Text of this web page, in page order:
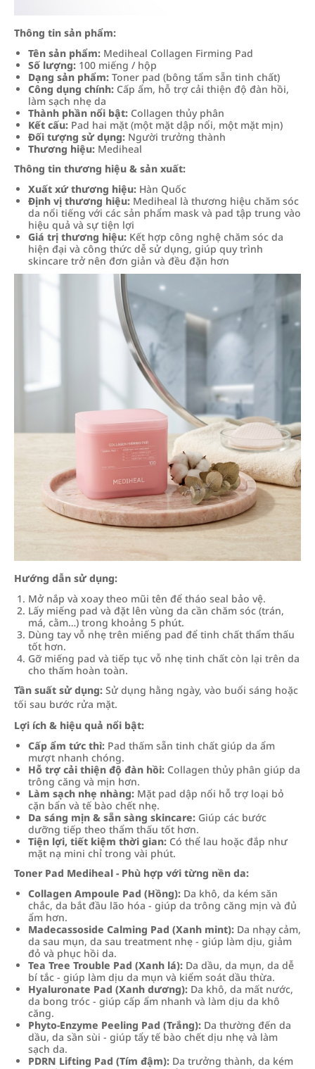
Thông tin sản phẩm:
Tên sản phẩm: Mediheal Collagen Firming Pad
Số lượng: 100 miếng / hộp
Dạng sản phẩm: Toner pad (bông tẩm sẵn tinh chất)
Công dụng chính: Cấp ẩm, hỗ trợ cải thiện độ đàn hồi,
làm sạch nhẹ da
Thành phần nổi bật: Collagen thủy phân
Kết cấu: Pad hai mặt (một mặt dập nổi, một mặt mịn)
Đối tượng sử dụng: Người trưởng thành
Thương hiệu: Mediheal
Thông tin thương hiệu & sản xuất:
Xuất xứ thương hiệu: Hàn Quốc
Định vị thương hiệu: Mediheal là thương hiệu chăm sóc
da nổi tiếng với các sản phẩm mask và pad tập trung vào
hiệu quả và sự tiện lợi
Giá trị thương hiệu: Kết hợp công nghệ chăm sóc da
hiện đại và công thức dễ sử dụng, giúp quy trình
skincare trở nên đơn giản và đều đặn hơn
Hướng dẫn sử dụng:
Mở nắp và xoay theo mũi tên để tháo seal bảo vệ.
Lấy miếng pad và đặt lên vùng da cần chăm sóc (trán,
má, cằm…) trong khoảng 5 phút.
Dùng tay vỗ nhẹ trên miếng pad để tinh chất thẩm thấu
tốt hơn.
Gỡ miếng pad và tiếp tục vỗ nhẹ tinh chất còn lại trên da
cho thấm hoàn toàn.
Tần suất sử dụng: Sử dụng hằng ngày, vào buổi sáng hoặc
tối sau bước rửa mặt.
Lợi ích & hiệu quả nổi bật:
Cấp ẩm tức thì: Pad thấm sẵn tinh chất giúp da ẩm
mượt nhanh chóng.
Hỗ trợ cải thiện độ đàn hồi: Collagen thủy phân giúp da
trông căng và mịn hơn.
Làm sạch nhẹ nhàng: Mặt pad dập nổi hỗ trợ loại bỏ
cặn bẩn và tế bào chết nhẹ.
Da sáng mịn & sẵn sàng skincare: Giúp các bước
dưỡng tiếp theo thẩm thấu tốt hơn.
Tiện lợi, tiết kiệm thời gian: Có thể lau hoặc đắp như
mặt nạ mini chỉ trong vài phút.
Toner Pad Mediheal - Phù hợp với từng nền da:
Collagen Ampoule Pad (Hồng): Da khô, da kém săn
chắc, da bắt đầu lão hóa - giúp da trông căng mịn và đủ
ẩm hơn.
Madecassoside Calming Pad (Xanh mint): Da nhạy cảm,
da sau mụn, da sau treatment nhẹ - giúp làm dịu, giảm
đỏ và phục hồi da.
Tea Tree Trouble Pad (Xanh lá): Da dầu, da mụn, da dễ
bí tắc - giúp làm dịu da mụn và kiểm soát dầu thừa.
Hyaluronate Pad (Xanh dương): Da khô, da mất nước,
da bong tróc - giúp cấp ẩm nhanh và làm dịu da khô
căng.
Phyto‑Enzyme Peeling Pad (Trắng): Da thường đến da
dầu, da sần sùi - giúp tẩy tế bào chết dịu nhẹ và làm
sạch da.
PDRN Lifting Pad (Tím đậm): Da trưởng thành, da kém